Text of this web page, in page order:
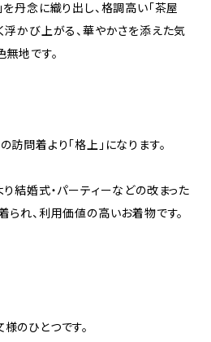
丹念に織り出し、格調高い「茶屋
浮かび上がる、華やかさを添えた気
地です。
問着より「格上」になります。
結婚式・パーティーなどの改まった
られ、利用価値の高いお着物です。
のひとつです。